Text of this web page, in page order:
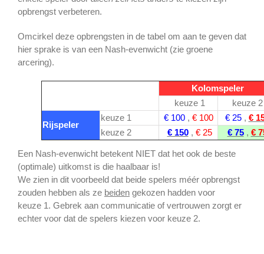
opbrengst verbeteren.
Omcirkel deze opbrengsten in de tabel om aan te geven dat
hier sprake is van een Nash-evenwicht (zie groene
arcering).
Kolomspeler
keuze 1
keuze 2
Rijspeler
keuze 1 € 100, € 100 € 25, €
keuze 2
€ 150, € 25 € 75, €
Een Nash-evenwicht betekent NIET dat het ook de beste
(optimale) uitkomst is die haalbaar is!
We zien in dit voorbeeld dat beide spelers méér opbrengst
zouden hebben als ze beiden gekozen hadden voor
keuze 1. Gebrek aan communicatie of vertrouwen zorgt er
echter voor dat de spelers kiezen voor keuze 2.